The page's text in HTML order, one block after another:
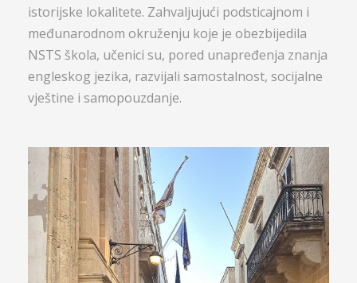
istorijske lokalitete. Zahvaljujući podsticajnom i
međunarodnom okruženju koje je obezbijedila
NSTS škola, učenici su, pored unapređenja znanja
engleskog jezika, razvijali samostalnost, socijalne
vještine i samopouzdanje.